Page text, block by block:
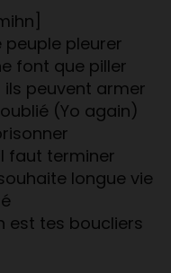
peuple pleurer
font que piller
ils peuvent armer
(Yo again)
faut terminer
longue vie
est tes boucliers